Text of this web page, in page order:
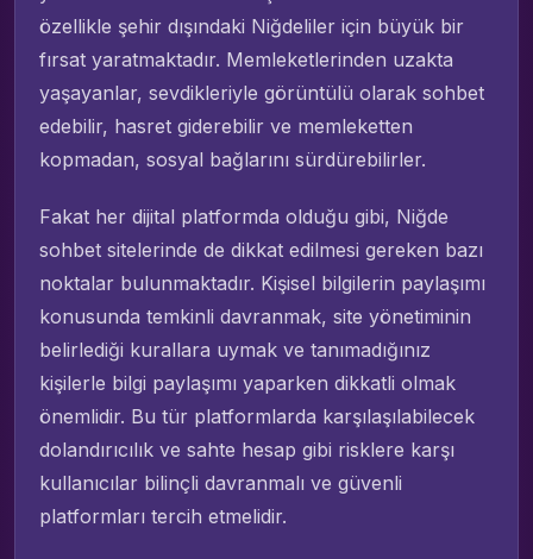
özellikle şehir dışındaki Niğdeliler için büyük bir
fırsat yaratmaktadır. Memleketlerinden uzakta
yaşayanlar, sevdikleriyle görüntülü olarak sohbet
edebilir, hasret giderebilir ve memleketten
kopmadan, sosyal bağlarını sürdürebilirler.
Fakat her dijital platformda olduğu gibi, Niğde
sohbet sitelerinde de dikkat edilmesi gereken bazı
noktalar bulunmaktadır. Kişisel bilgilerin paylaşımı
konusunda temkinli davranmak, site yönetiminin
belirlediği kurallara uymak ve tanımadığınız
kişilerle bilgi paylaşımı yaparken dikkatli olmak
önemlidir. Bu tür platformlarda karşılaşılabilecek
dolandırıcılık ve sahte hesap gibi risklere karşı
kullanıcılar bilinçli davranmalı ve güvenli
platformları tercih etmelidir.